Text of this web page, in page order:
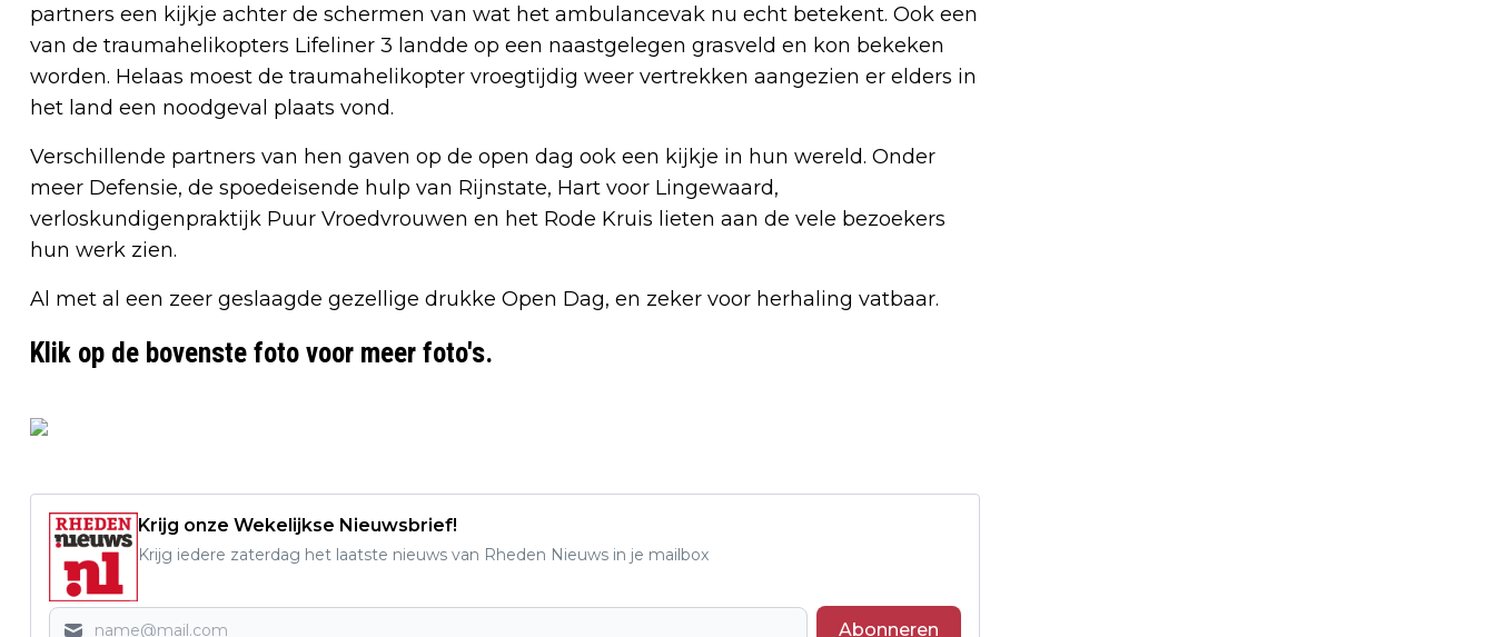
partners een kijkje achter de schermen van wat het ambulancevak nu echt betekent. Ook een
van de traumahelikopters Lifeliner 3 landde op een naastgelegen grasveld en kon bekeken
worden. Helaas moest de traumahelikopter vroegtijdig weer vertrekken aangezien er elders in
het land een noodgeval plaats vond.
Verschillende partners van hen gaven op de open dag ook een kijkje in hun wereld. Onder
meer Defensie, de spoedeisende hulp van Rijnstate, Hart voor Lingewaard,
verloskundigenpraktijk Puur Vroedvrouwen en het Rode Kruis lieten aan de vele bezoekers
hun werk zien.
Al met al een zeer geslaagde gezellige drukke Open Dag, en zeker voor herhaling vatbaar.
Klik op de bovenste foto voor meer foto's.
Krijg onze Wekelijkse Nieuwsbrief!
Krijg iedere zaterdag het laatste nieuws van Rheden Nieuws in je mailbox
Abonneren